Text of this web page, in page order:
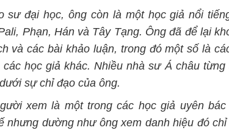
sư đại học, ông còn là một học giả nổi
Phạn, Hán và Tây Tạng. Ông đã để lại
và các bài khảo luận, trong đó một số là
học giả khác. Nhiều nhà sư Á châu
sự chỉ đạo của ông.
xem là một trong các học giả uyên
nhưng dường như ông xem danh hiệu đó